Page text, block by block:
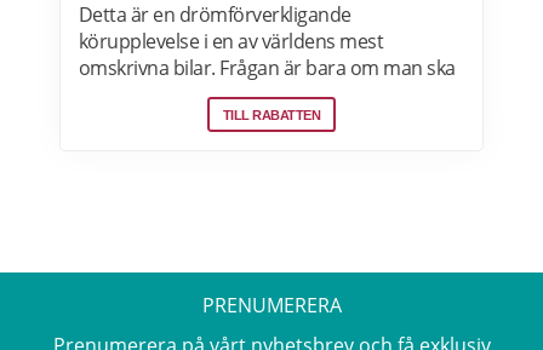
Detta är en drömförverkligande
körupplevelse i en av världens mest
omskrivna bilar. Frågan är bara om man ska
välja Ferrari eller Lamborghini. Upplevelsen
börjar med genomgång av körteknik och
erbjudandet i Stockholm, Göteborg, Malmö,
Borås, Gävle, Jönköping, Karlstad, Linköping,
Västerås, Örebro här>>>
TILL RABATTEN
PRENUMERERA